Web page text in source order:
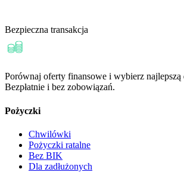
Bezpieczna transakcja
Porównaj oferty finansowe i wybierz najlepszą
Bezpłatnie i bez zobowiązań.
Pożyczki
Chwilówki
Pożyczki ratalne
Bez BIK
Dla zadłużonych